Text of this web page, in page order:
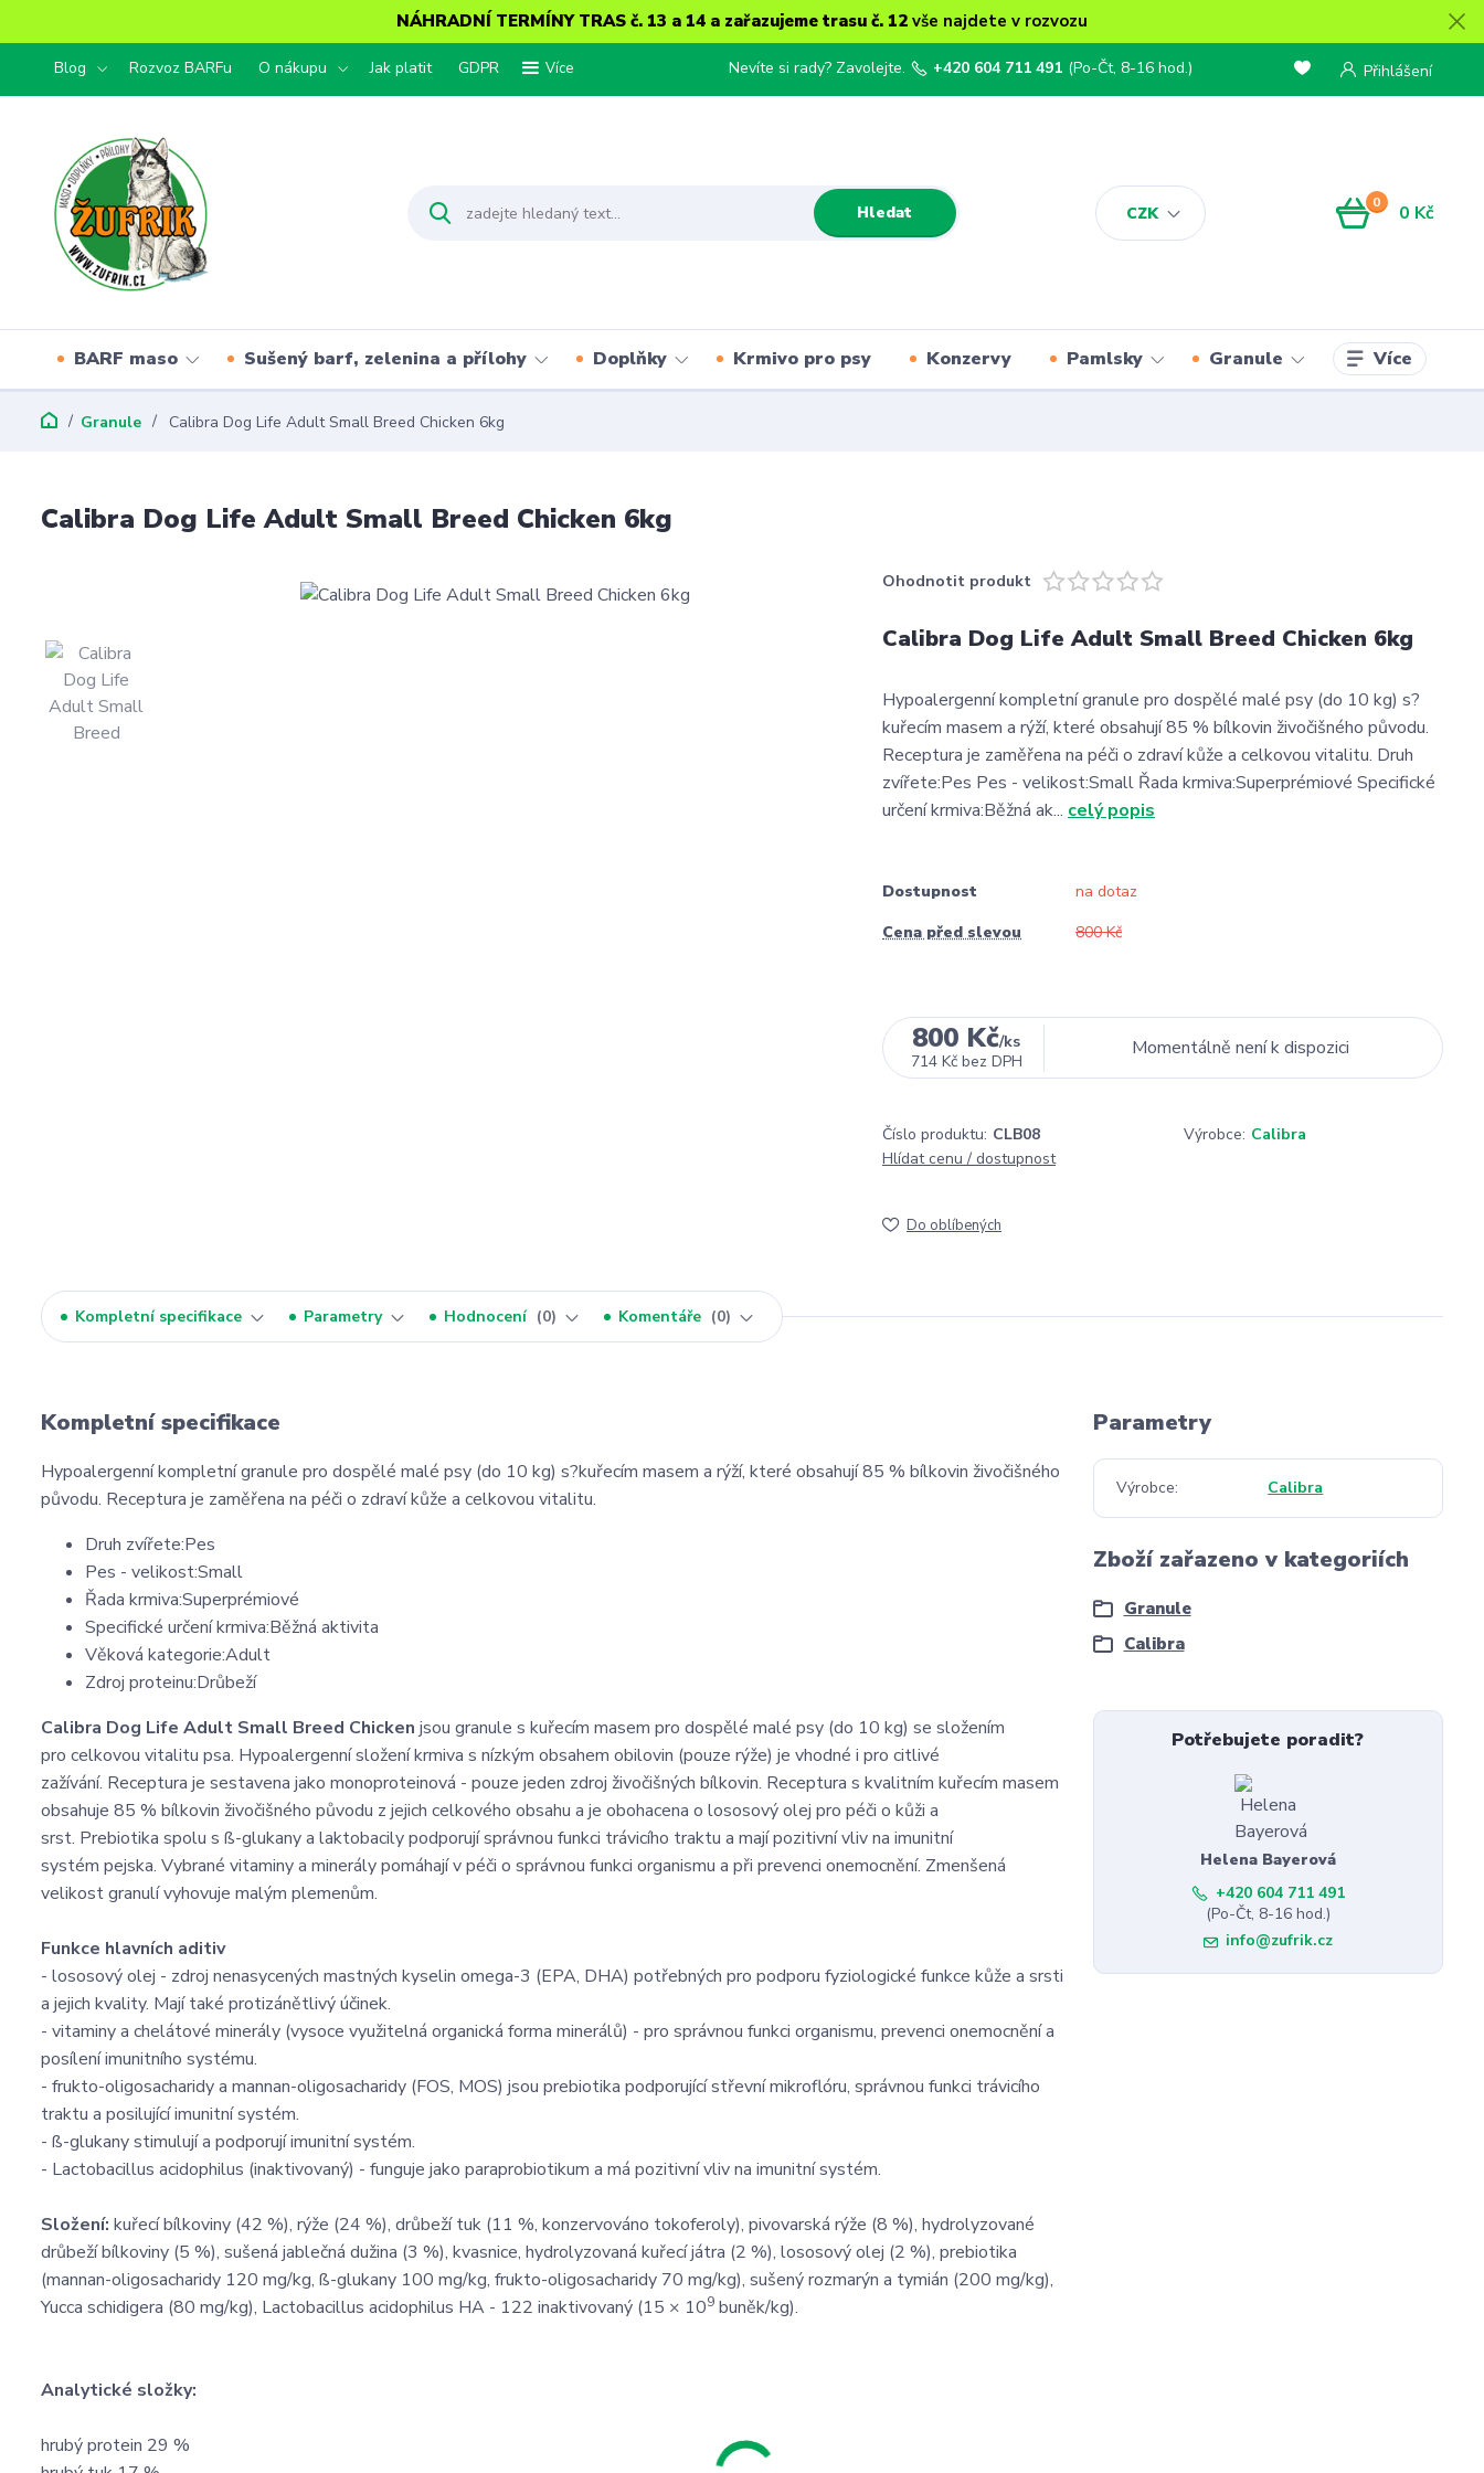
NÁHRADNÍ TERMÍNY TRAS č. 13 a 14 a zařazujeme trasu č. 12 vše najdete v rozvozu
Blog Rozvoz BARFu O nákupu Jak platit GDPR Více
CZK
Přihlášení
Hledat
Nevíte si rady? Zavolejte. +420 604 711 491 (Po-Čt, 8-16 hod.)
0 0 Kč
BARF maso Sušený barf, zelenina a přílohy Doplňky Krmivo pro psy Konzervy Pamlsky Granule Více
Granule Calibra Dog Life Adult Small Breed Chicken 6kg
Calibra Dog Life Adult Small Breed Chicken 6kg
Ohodnotit produkt
Calibra Dog Life Adult Small Breed Chicken 6kg
Hypoalergenní kompletní granule pro dospělé malé psy (do 10 kg) s?
kuřecím masem a rýží, které obsahují 85 % bílkovin živočišného původu.
Receptura je zaměřena na péči o zdraví kůže a celkovou vitalitu. Druh
zvířete:Pes Pes - velikost:Small Řada krmiva:Superprémiové Specifické
určení krmiva:Běžná ak... celý popis
Dostupnost
na dotaz
Cena před slevou
800 Kč
800 Kč/ks
714 Kč bez DPH
Momentálně není k dispozici
Číslo produktu: CLB08 Výrobce: Calibra
Hlídat cenu / dostupnost
Do oblíbených
Kompletní specifikace Parametry Hodnocení 0 Komentáře 0
Kompletní specifikace
Hypoalergenní kompletní granule pro dospělé malé psy (do 10 kg) s?kuřecím masem a rýží, které obsahují 85 % bílkovin živočišného
původu. Receptura je zaměřena na péči o zdraví kůže a celkovou vitalitu.
Druh zvířete:Pes
Pes - velikost:Small
Řada krmiva:Superprémiové
Specifické určení krmiva:Běžná aktivita
Věková kategorie:Adult
Zdroj proteinu:Drůbeží
Calibra Dog Life Adult Small Breed Chicken jsou granule s kuřecím masem pro dospělé malé psy (do 10 kg) se složením
pro celkovou vitalitu psa. Hypoalergenní složení krmiva s nízkým obsahem obilovin (pouze rýže) je vhodné i pro citlivé
zažívání. Receptura je sestavena jako monoproteinová - pouze jeden zdroj živočišných bílkovin. Receptura s kvalitním kuřecím masem
obsahuje 85 % bílkovin živočišného původu z jejich celkového obsahu a je obohacena o lososový olej pro péči o kůži a
srst. Prebiotika spolu s ß-glukany a laktobacily podporují správnou funkci trávicího traktu a mají pozitivní vliv na imunitní
systém pejska. Vybrané vitaminy a minerály pomáhají v péči o správnou funkci organismu a při prevenci onemocnění. Zmenšená
velikost granulí vyhovuje malým plemenům.
Funkce hlavních aditiv
- lososový olej - zdroj nenasycených mastných kyselin omega-3 (EPA, DHA) potřebných pro podporu fyziologické funkce kůže a srsti
a jejich kvality. Mají také protizánětlivý účinek.
- vitaminy a chelátové minerály (vysoce využitelná organická forma minerálů) - pro správnou funkci organismu, prevenci onemocnění a
posílení imunitního systému.
- frukto-oligosacharidy a mannan-oligosacharidy (FOS, MOS) jsou prebiotika podporující střevní mikroflóru, správnou funkci trávicího
traktu a posilující imunitní systém.
- ß-glukany stimulují a podporují imunitní systém.
- Lactobacillus acidophilus (inaktivovaný) - funguje jako paraprobiotikum a má pozitivní vliv na imunitní systém.
Složení: kuřecí bílkoviny (42 %), rýže (24 %), drůbeží tuk (11 %, konzervováno tokoferoly), pivovarská rýže (8 %), hydrolyzované
drůbeží bílkoviny (5 %), sušená jablečná dužina (3 %), kvasnice, hydrolyzovaná kuřecí játra (2 %), lososový olej (2 %), prebiotika
(mannan-oligosacharidy 120 mg/kg, ß-glukany 100 mg/kg, frukto-oligosacharidy 70 mg/kg), sušený rozmarýn a tymián (200 mg/kg),
Yucca schidigera (80 mg/kg), Lactobacillus acidophilus HA - 122 inaktivovaný (15 × 109 buněk/kg).
Analytické složky:
hrubý protein 29 %
Parametry
Výrobce Calibra
Zboží zařazeno v kategoriích
Granule
Calibra
Potřebujete poradit?
Helena Bayerová
+420 604 711 491
(Po-Čt, 8-16 hod.)
info@zufrik.cz